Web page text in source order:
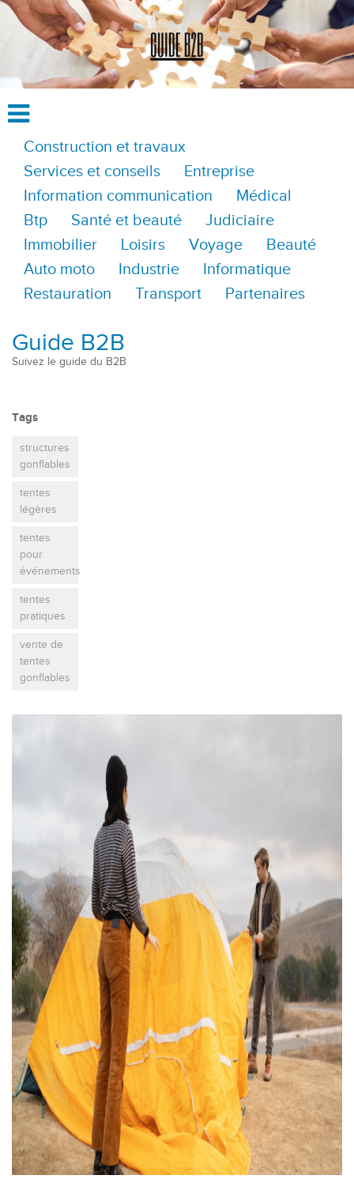
Construction et travaux
Services et conseils
Entreprise
Information communication
Médical
Btp
Santé et beauté
Judiciaire
Immobilier
Loisirs Voyage
Beauté
Auto moto
Industrie
Informatique
Restauration
Transport Partenaires
Guide B2B
Suivez le guide du B2B
Tags
structures
gonflables
tentes
légères
tentes
pour
événements
tentes
pratiques
vente de
tentes
gonflables